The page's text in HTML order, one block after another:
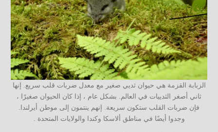
الزبابة القزمة هي حيوان ثديي صغير مع معدل ضربات قلب سريع. إنها
ثاني أصغر الثدييات في العالم. بشكل عام ، إذا كان الحيوان صغيرًا ،
فإن ضربات القلب ستكون سريعة. إنهم ينتمون إلى موطن أيرلندا.
وجدوا أيضًا في مناطق ألاسكا وكندا والولايات المتحدة .